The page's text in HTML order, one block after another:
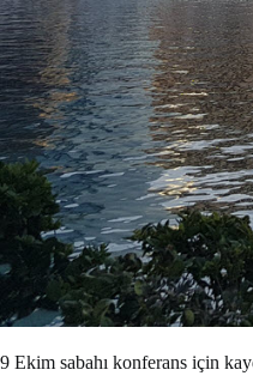
9 Ekim sabahı konferans için